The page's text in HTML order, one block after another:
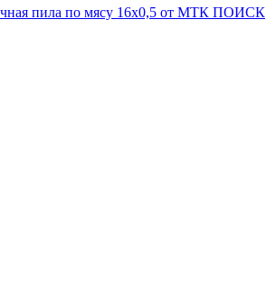
пила по мясу 16х0,5 от МТК ПОИСК